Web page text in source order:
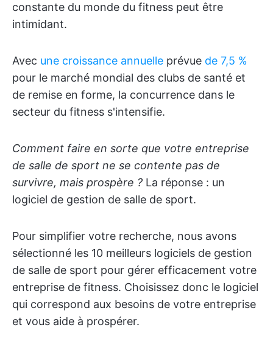
constante du monde du fitness peut être
intimidant.
Avec une croissance annuelle prévue de 7,5 %
pour le marché mondial des clubs de santé et
de remise en forme, la concurrence dans le
secteur du fitness s'intensifie.
Comment faire en sorte que votre entreprise
de salle de sport ne se contente pas de
survivre, mais prospère ? La réponse : un
logiciel de gestion de salle de sport.
Pour simplifier votre recherche, nous avons
sélectionné les 10 meilleurs logiciels de gestion
de salle de sport pour gérer efficacement votre
entreprise de fitness. Choisissez donc le logiciel
qui correspond aux besoins de votre entreprise
et vous aide à prospérer.